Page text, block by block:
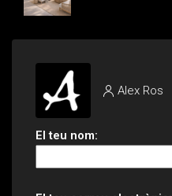
Alex Ros
El teu nom: